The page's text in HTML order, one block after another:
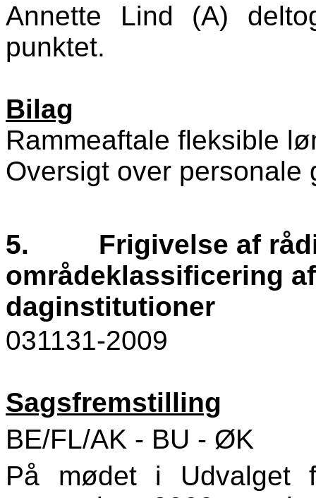
Annette Lind (A)
punktet.
Bilag
Rammeaftale fleksible
Oversigt over personale
5.
Frigivelse af
områdeklassificering
daginstitutioner
031131-2009
Sagsfremstilling
BE/FL/AK - BU - ØK
På mødet i Udvalget